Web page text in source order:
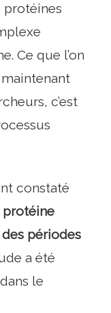
protéines
Ce que l’on
c’est
constaté
protéine
périodes
a été
le